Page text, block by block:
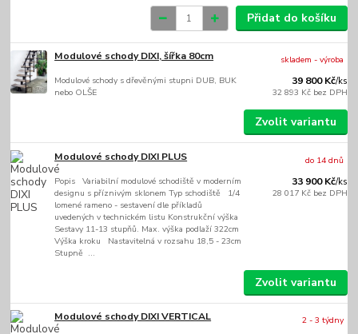
Přidat do košíku
Modulové schody DIXI, šířka 80cm
Modulové schody s dřevěnými stupni DUB, BUK
nebo OLŠE
39 800 Kč/ks
32 893 Kč bez DPH
skladem - výroba
Zvolit variantu
Modulové schody DIXI PLUS
Popis Variabilní modulové schodiště v moderním
designu s příznivým sklonem Typ schodiště 1/4
lomené rameno - sestavení dle příkladů
uvedených v technickém listu Konstrukční výška
Sestavy 11-13 stupňů. Max. výška podlaží 322cm
Výška kroku Nastavitelná v rozsahu 18,5 - 23cm
Stupně ...
33 900 Kč/ks
28 017 Kč bez DPH
do 14 dnů
Zvolit variantu
Modulové schody DIXI VERTICAL 2 - 3 týdny